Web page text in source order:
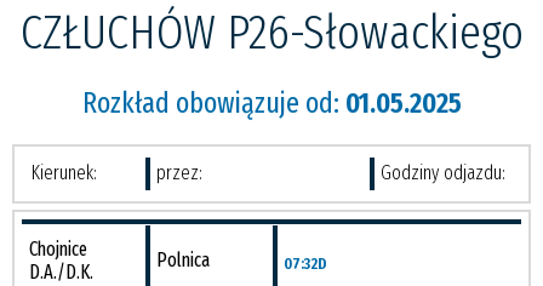
CZŁUCHÓW P26-Słowackiego
Rozkład obowiązuje od: 01.05.2025
Kierunek: przez: Godziny odjazdu:
Chojnice
D.A./D.K.
Polnica 07:32D